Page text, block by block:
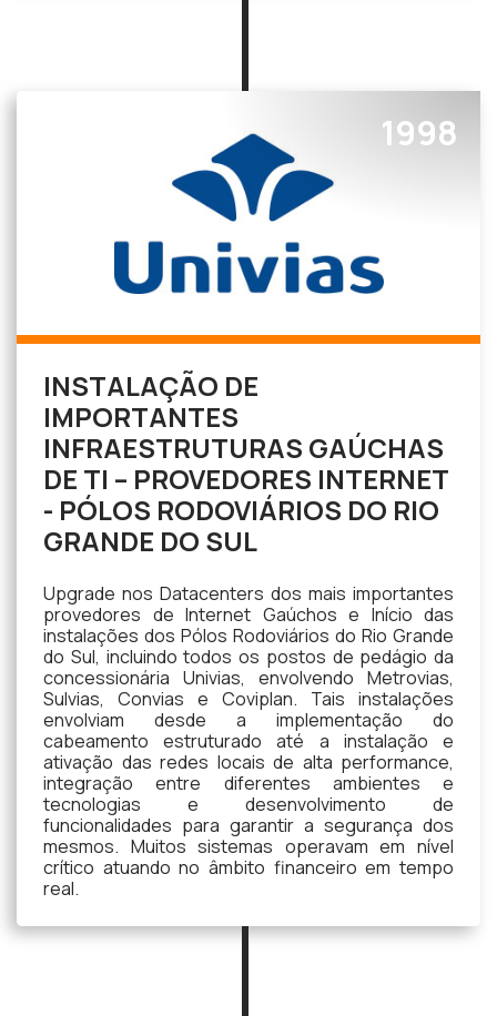
1998
INSTALAÇÃO DE
IMPORTANTES
INFRAESTRUTURAS GAÚCHAS
DE TI – PROVEDORES INTERNET
- PÓLOS RODOVIÁRIOS DO RIO
GRANDE DO SUL
Upgrade nos Datacenters dos mais importantes
provedores de Internet Gaúchos e Início das
instalações dos Pólos Rodoviários do Rio Grande
do Sul, incluindo todos os postos de pedágio da
concessionária Univias, envolvendo Metrovias,
Sulvias, Convias e Coviplan. Tais instalações
envolviam desde a implementação do
cabeamento estruturado até a instalação e
ativação das redes locais de alta performance,
integração entre diferentes ambientes e
tecnologias e desenvolvimento de
funcionalidades para garantir a segurança dos
mesmos. Muitos sistemas operavam em nível
crítico atuando no âmbito financeiro em tempo
real.